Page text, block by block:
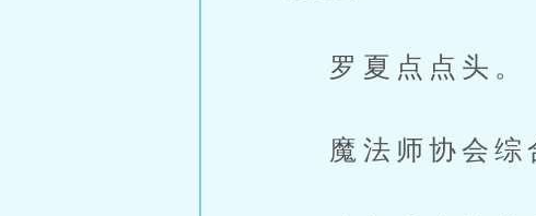
罗夏点点头。
魔法师协会综